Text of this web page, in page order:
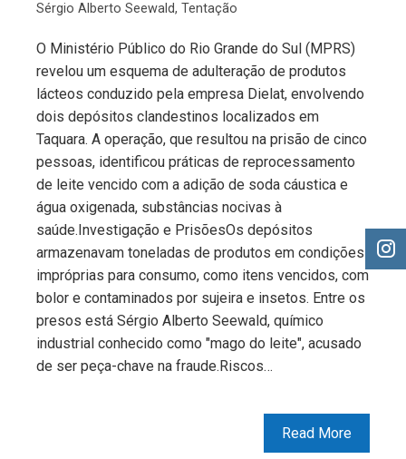
Sérgio Alberto Seewald, Tentação
O Ministério Público do Rio Grande do Sul (MPRS)
revelou um esquema de adulteração de produtos
lácteos conduzido pela empresa Dielat, envolvendo
dois depósitos clandestinos localizados em
Taquara. A operação, que resultou na prisão de cinco
pessoas, identificou práticas de reprocessamento
de leite vencido com a adição de soda cáustica e
água oxigenada, substâncias nocivas à
saúde.Investigação e PrisõesOs depósitos
armazenavam toneladas de produtos em condições
impróprias para consumo, como itens vencidos, com
bolor e contaminados por sujeira e insetos. Entre os
presos está Sérgio Alberto Seewald, químico
industrial conhecido como "mago do leite", acusado
de ser peça-chave na fraude.Riscos…
Read More